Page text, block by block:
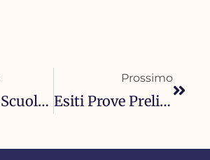
Concorso Scuole Militari 2025 – Esercito, Marina E Aeronautica
Prossimo
Esiti Prove Preliminari Concorso Allievi Marescialli Carabinieri 2025 Per 626 Posti